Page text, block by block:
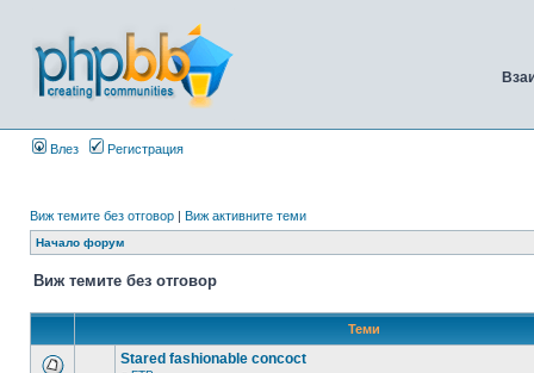
Влез Регистрация
Виж темите без отговор | Виж активните теми
Начало форум
Виж темите без отговор
Теми
Stared fashionable concoct